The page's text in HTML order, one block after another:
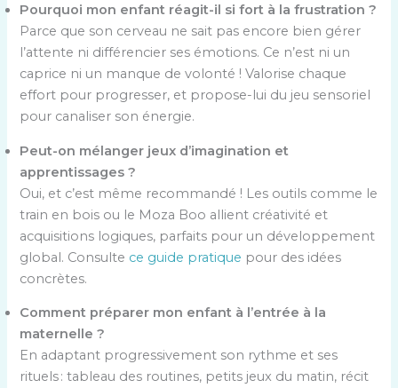
Pourquoi mon enfant réagit-il si fort à la frustration ?
Parce que son cerveau ne sait pas encore bien gérer
l’attente ni différencier ses émotions. Ce n’est ni un
caprice ni un manque de volonté ! Valorise chaque
effort pour progresser, et propose-lui du jeu sensoriel
pour canaliser son énergie.
Peut-on mélanger jeux d’imagination et
apprentissages ?
Oui, et c’est même recommandé ! Les outils comme le
train en bois ou le Moza Boo allient créativité et
acquisitions logiques, parfaits pour un développement
global. Consulte ce guide pratique pour des idées
concrètes.
Comment préparer mon enfant à l’entrée à la
maternelle ?
En adaptant progressivement son rythme et ses
rituels : tableau des routines, petits jeux du matin, récit